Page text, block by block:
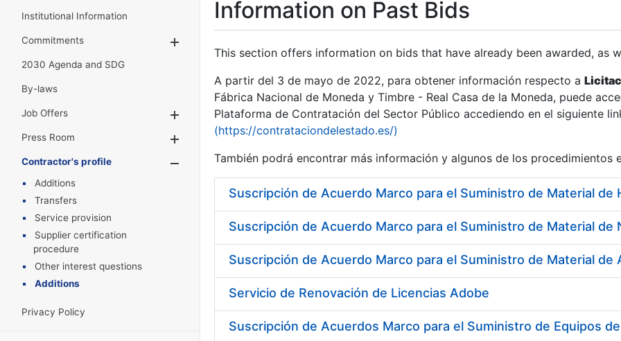
Institutional Information
Commitments
2030 Agenda and SDG
By-laws
Job Offers
Show/Hide
Press Room
Show/Hide
Contractor's profile
Show/Hide
Additions
Transfers
Service provision
Supplier certification
procedure
Other interest questions
Additions
Privacy Policy
Information on Past Bids
This section offers information on bids that have already been awarded, as
A partir del 3 de mayo de 2022, para obtener información respecto a
Fábrica Nacional de Moneda y Timbre - Real Casa de la Moneda, puede
Plataforma de Contratación del Sector Público accediendo en el siguiente
(https://contrataciondelestado.es/)
También podrá encontrar más información y algunos de los procedimientos
Servicio de Renovación de Licencias Adobe
Suscripción de Acuerdos Marco para el Suministro de Equipos